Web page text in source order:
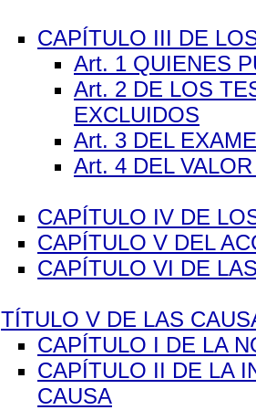
CAPÍTULO III DE
Art. 1 QUIENES
Art. 2 DE LOS
EXCLUIDOS
Art. 3 DEL
Art. 4 DEL
CAPÍTULO IV DE
CAPÍTULO V DEL
CAPÍTULO VI DE
TÍTULO V DE LAS
CAPÍTULO I DE LA
CAPÍTULO II DE LA
CAUSA